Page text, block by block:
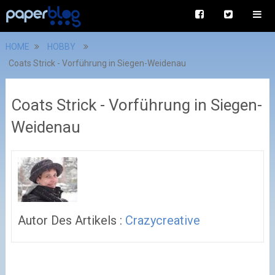
HOME
HOBBY
Coats Strick - Vorführung in Siegen-Weidenau
Coats Strick - Vorführung in Siegen-
Weidenau
Autor Des Artikels : Crazycreative